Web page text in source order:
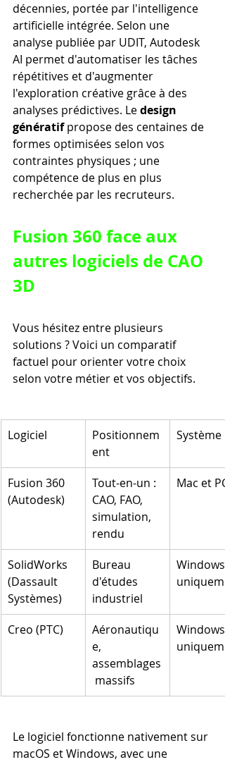
décennies, portée par l'intelligence
artificielle intégrée. Selon une
analyse publiée par UDIT, Autodesk
AI permet d'automatiser les tâches
répétitives et d'augmenter
l'exploration créative grâce à des
analyses prédictives. Le design
génératif propose des centaines de
formes optimisées selon vos
contraintes physiques ; une
compétence de plus en plus
recherchée par les recruteurs.
Fusion 360 face aux
autres logiciels de CAO
3D
Vous hésitez entre plusieurs
solutions ? Voici un comparatif
factuel pour orienter votre choix
selon votre métier et vos objectifs.
Logiciel
Positionnem
ent
Système
Fusion 360
(Autodesk)
Tout-en-un :
CAO, FAO,
simulation,
rendu
Mac et PC
SolidWorks
(Dassault
Systèmes)
Bureau
d'études
industriel
Windows
Creo (PTC)
Aéronautiqu
e,
assemblages
massifs
Windows
Le logiciel fonctionne nativement sur
macOS et Windows, avec une